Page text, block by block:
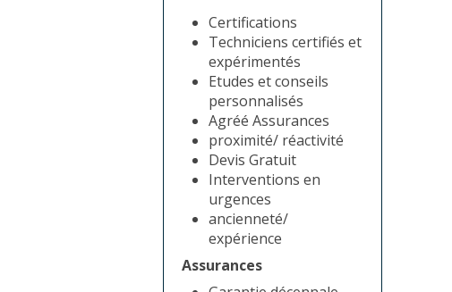
Certifications
Techniciens certifiés et
expérimentés
Etudes et conseils
personnalisés
Agréé Assurances
proximité/ réactivité
Devis Gratuit
Interventions en
urgences
ancienneté/
expérience
Assurances